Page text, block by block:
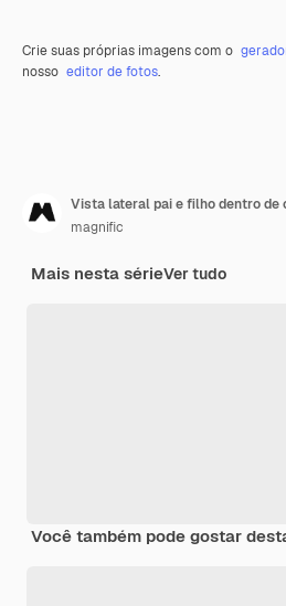
Crie suas próprias imagens com o
nosso editor de fotos.
Vista lateral pai e filho dentro de
magnific
Mais nesta sérieVer tudo
Você também pode gostar